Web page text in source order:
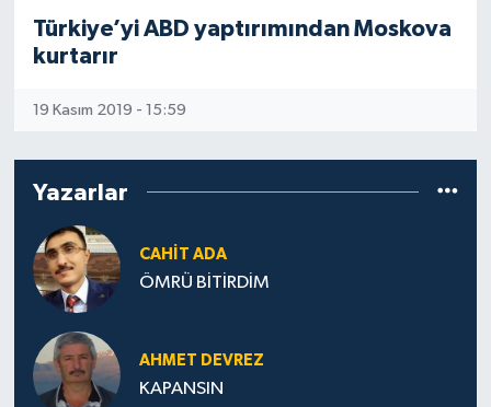
Türkiye’yi ABD yaptırımından Moskova
kurtarır
19 Kasım 2019 - 15:59
Yazarlar
CAHIT ADA
ÖMRÜ BİTİRDİM
AHMET DEVREZ
KAPANSIN